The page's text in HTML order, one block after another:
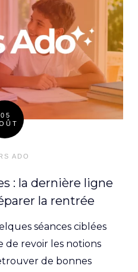
05
ADO
: la dernière ligne
la rentrée
séances ciblées
revoir les notions
de bonnes